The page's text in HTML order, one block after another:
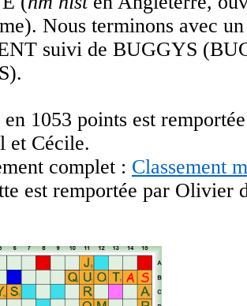
Nous terminons avec
suivi de BUGGYS
1053 points est
et Cécile.
complet : Classement
est remportée par Olivier